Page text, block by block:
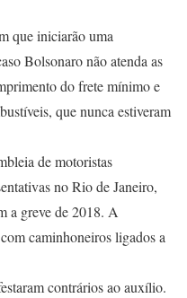
que iniciarão uma
Bolsonaro não atenda as
do frete mínimo e
que nunca estiveram
de motoristas
no Rio de Janeiro,
a greve de 2018. A
caminhoneiros ligados a
contrários ao auxílio.